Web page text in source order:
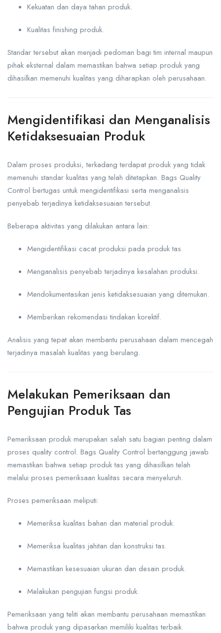
Kekuatan dan daya tahan produk.
Kualitas finishing produk.
Standar tersebut akan menjadi pedoman bagi tim internal maupun
pihak eksternal dalam memastikan bahwa setiap produk yang
dihasilkan memenuhi kualitas yang diharapkan oleh perusahaan.
Mengidentifikasi dan Menganalisis
Ketidaksesuaian Produk
Dalam proses produksi, terkadang terdapat produk yang tidak
memenuhi standar kualitas yang telah ditetapkan. Bags Quality
Control bertugas untuk mengidentifikasi serta menganalisis
penyebab terjadinya ketidaksesuaian tersebut.
Beberapa aktivitas yang dilakukan antara lain:
Mengidentifikasi cacat produksi pada produk tas.
Menganalisis penyebab terjadinya kesalahan produksi.
Mendokumentasikan jenis ketidaksesuaian yang ditemukan.
Memberikan rekomendasi tindakan korektif.
Analisis yang tepat akan membantu perusahaan dalam mencegah
terjadinya masalah kualitas yang berulang.
Melakukan Pemeriksaan dan
Pengujian Produk Tas
Pemeriksaan produk merupakan salah satu bagian penting dalam
proses quality control. Bags Quality Control bertanggung jawab
memastikan bahwa setiap produk tas yang dihasilkan telah
melalui proses pemeriksaan kualitas secara menyeluruh.
Proses pemeriksaan meliputi:
Memeriksa kualitas bahan dan material produk.
Memeriksa kualitas jahitan dan konstruksi tas.
Memastikan kesesuaian ukuran dan desain produk.
Melakukan pengujian fungsi produk.
Pemeriksaan yang teliti akan membantu perusahaan memastikan
bahwa produk yang dipasarkan memiliki kualitas terbaik.